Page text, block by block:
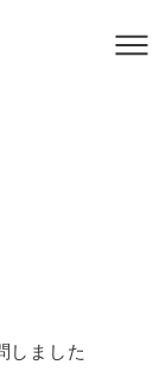
しました